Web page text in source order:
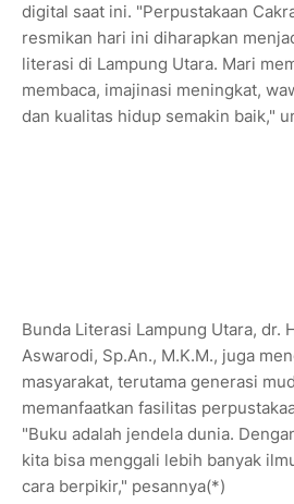
digital saat ini. "Perpustakaan
resmikan hari ini diharapkan
literasi di Lampung Utara. Mari
membaca, imajinasi meningkat,
dan kualitas hidup semakin baik,"
Bunda Literasi Lampung Utara, dr.
Aswarodi, Sp.An., M.K.M., juga
masyarakat, terutama generasi
memanfaatkan fasilitas
"Buku adalah jendela dunia.
kita bisa menggali lebih banyak
cara berpikir," pesannya(*)